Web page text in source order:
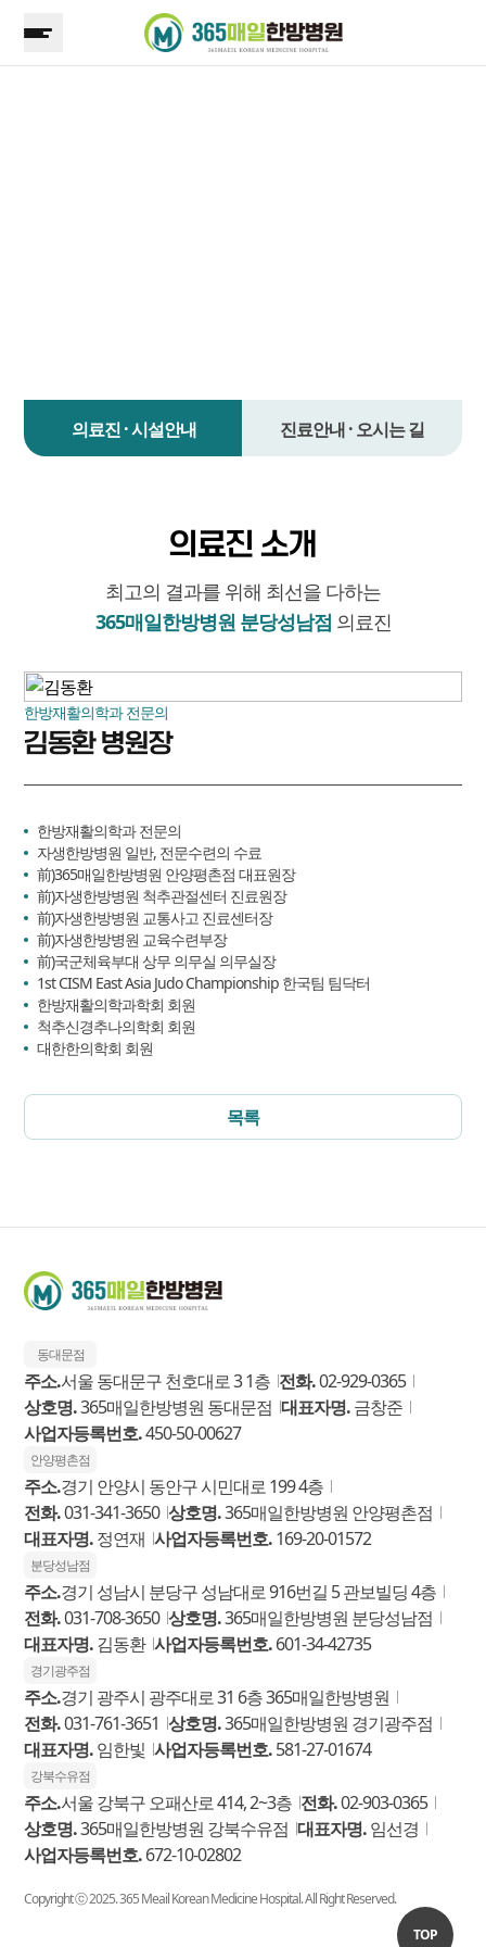
TOP
의료진 · 시설안내 진료안내 · 오시는 길
의료진 소개
최고의 결과를 위해 최선을 다하는
365매일한방병원 분당성남점 의료진
한방재활의학과 전문의
김동환 병원장
한방재활의학과 전문의
자생한방병원 일반, 전문수련의 수료
前)365매일한방병원 안양평촌점 대표원장
前)자생한방병원 척추관절센터 진료원장
前)자생한방병원 교통사고 진료센터장
前)자생한방병원 교육수련부장
前)국군체육부대 상무 의무실 의무실장
1st CISM East Asia Judo Championship 한국팀 팀닥터
한방재활의학과학회 회원
척추신경추나의학회 회원
대한한의학회 회원
목록
동대문점
주소.서울 동대문구 천호대로 3 1층 전화.02-929-0365
상호명.365매일한방병원 동대문점 대표자명.금창준
사업자등록번호.450-50-00627
안양평촌점
주소.경기 안양시 동안구 시민대로 199 4층
전화.031-341-3650 상호명.365매일한방병원 안양평촌점
대표자명.정연재 사업자등록번호.169-20-01572
분당성남점
주소.경기 성남시 분당구 성남대로 916번길 5 관보빌딩 4층
전화.031-708-3650 상호명.365매일한방병원 분당성남점
대표자명.김동환 사업자등록번호.601-34-42735
경기광주점
주소.경기 광주시 광주대로 31 6층 365매일한방병원
전화.031-761-3651 상호명.365매일한방병원 경기광주점
대표자명.임한빛 사업자등록번호.581-27-01674
강북수유점
주소.서울 강북구 오패산로 414, 2~3층 전화.02-903-0365
상호명.365매일한방병원 강북수유점 대표자명.임선경
사업자등록번호.672-10-02802
Copyright ⓒ 2025. 365 Meail Korean Medicine Hospital. All Right Reserved.